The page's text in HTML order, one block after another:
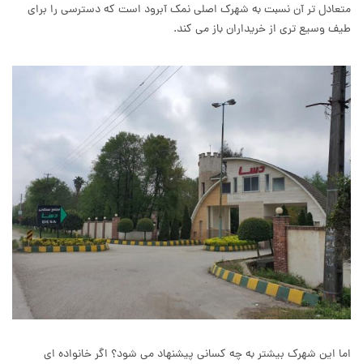
متعادل تر آن نسبت به شهرک اصلی نمک آبرود است که دسترسی را برای
طیف وسیع تری از خریداران باز می کند.
اما این شهرک بیشتر به چه کسانی پیشنهاد می شود؟ اگر خانواده ای